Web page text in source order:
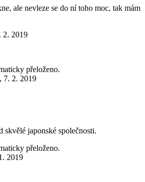
ale nevleze se do ní toho moc, tak mám
2. 2019
přeloženo.
, 7. 2. 2019
japonské společnosti.
přeloženo.
2019